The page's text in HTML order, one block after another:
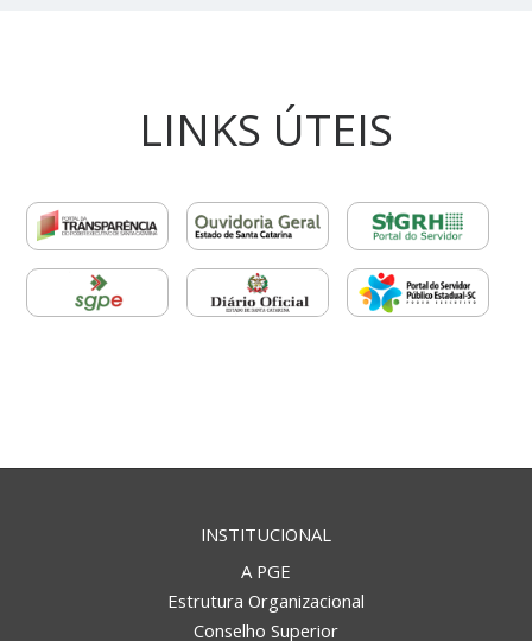
LINKS ÚTEIS
INSTITUCIONAL
A PGE
Estrutura Organizacional
Conselho Superior